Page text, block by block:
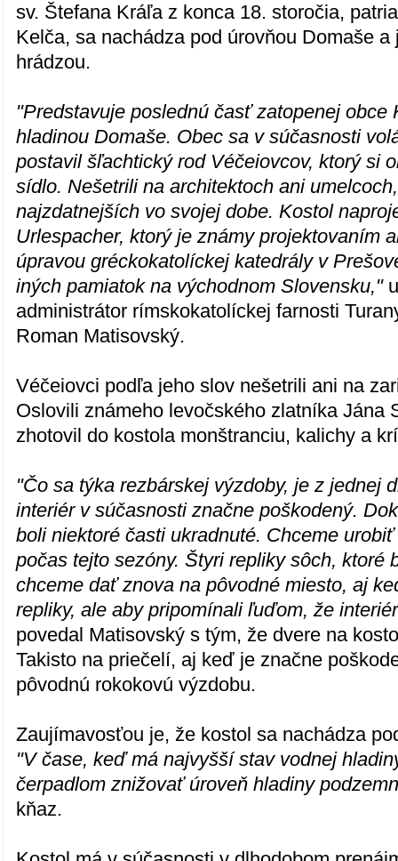
sv. Štefana Kráľa z konca 18. storočia,
Kelča, sa nachádza pod úrovňou Domaše a
hrádzou.
"Predstavuje poslednú časť zatopenej obce
hladinou Domaše. Obec sa v súčasnosti
postavil šľachtický rod Véčeiovcov, ktorý si
sídlo. Nešetrili na architektoch ani
najzdatnejších vo svojej dobe. Kostol
Urlespacher, ktorý je známy projektovaním
úpravou gréckokatolíckej katedrály v
iných pamiatok na východnom Slovensku,"
administrátor rímskokatolíckej farnosti
Roman Matisovský.
Véčeiovci podľa jeho slov nešetrili ani na
Oslovili známeho levočského zlatníka Jána
zhotovil do kostola monštranciu, kalichy a
"Čo sa týka rezbárskej výzdoby, je z jednej
interiér v súčasnosti značne poškodený.
boli niektoré časti ukradnuté. Chceme
počas tejto sezóny. Štyri repliky sôch, ktoré
chceme dať znova na pôvodné miesto, aj
repliky, ale aby pripomínali ľuďom, že
povedal Matisovský s tým, že dvere na
Takisto na priečelí, aj keď je značne
pôvodnú rokokovú výzdobu.
Zaujímavosťou je, že kostol sa nachádza
"V čase, keď má najvyšší stav vodnej
čerpadlom znižovať úroveň hladiny
kňaz.